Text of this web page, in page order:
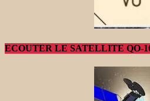
ECOUTER LE SATELLITE QO-